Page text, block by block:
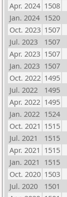
Apr. 2024 1508
Jan. 2024 1520
Oct. 2023 1507
Jul. 2023
1507
Apr. 2023 1507
Jan. 2023 1507
Oct. 2022 1495
Jul. 2022
1495
Apr. 2022 1495
Jan. 2022 1524
Oct. 2021 1515
Jul. 2021
1515
Apr. 2021 1515
Jan. 2021 1515
Oct. 2020 1503
Jul. 2020
1501